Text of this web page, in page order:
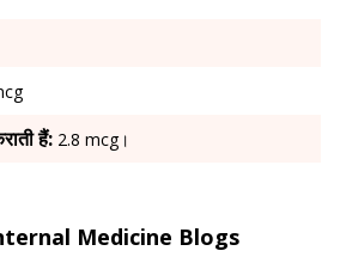
हैं: 2.8 mcg।
Medicine Blogs